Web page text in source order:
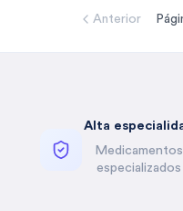
Anterior
Alta
Medicamentos
especializados